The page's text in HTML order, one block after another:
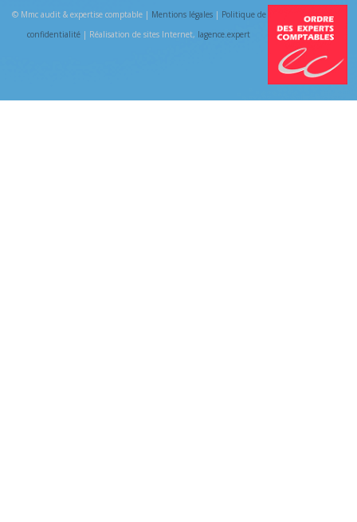
© Mmc audit & expertise comptable | Mentions légales| Politique de
confidentialité | Réalisation de sites Internet, lagence.expert